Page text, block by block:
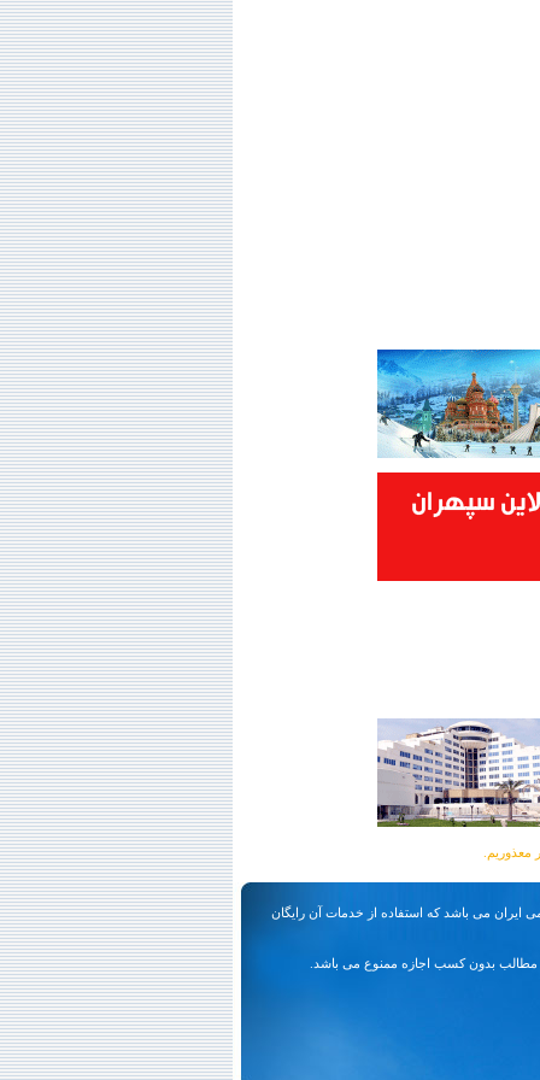
ایران می باشد که استفاده از خدمات آن رایگان
بدون کسب اجازه ممنوع می باشد.